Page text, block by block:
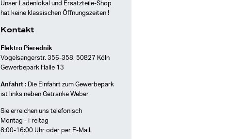
Unser Ladenlokal und Ersatzteile-Shop
hat keine klassischen Öffnungszeiten !
Kontakt
Elektro Pierednik
Vogelsangerstr. 356-358, 50827 Köln
Gewerbepark Halle 13
Anfahrt : Die Einfahrt zum Gewerbepark
ist links neben Getränke Weber
Sie erreichen uns telefonisch
Montag - Freitag
8:00-16:00 Uhr oder per E-Mail.